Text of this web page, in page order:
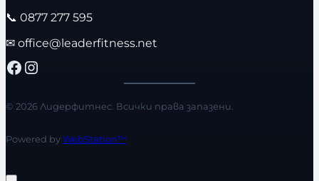
📞 0877 277 595
✉ office@leaderfitness.net
Facebook Instagram
© 2026 Лидерфитнес. Всички права запазени.
Powered byWebStation™